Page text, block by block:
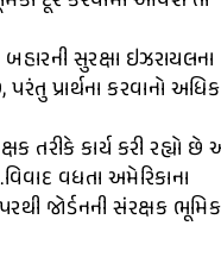
સુરક્ષા ઇઝરાયલના
પ્રાર્થના કરવાનો
તરીકે કાર્ય કરી રહ્યો છે
વધતા અમેરિકાના
જોર્ડનની સંરક્ષક